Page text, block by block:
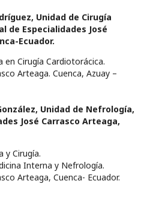
Unidad de Cirugía
de Especialidades José
Ecuador.
en Cirugía Cardiotorácica.
Arteaga. Cuenca, Azuay –
Unidad de Nefrología,
José Carrasco Arteaga,
y Cirugía.
Interna y Nefrología.
Arteaga, Cuenca- Ecuador.